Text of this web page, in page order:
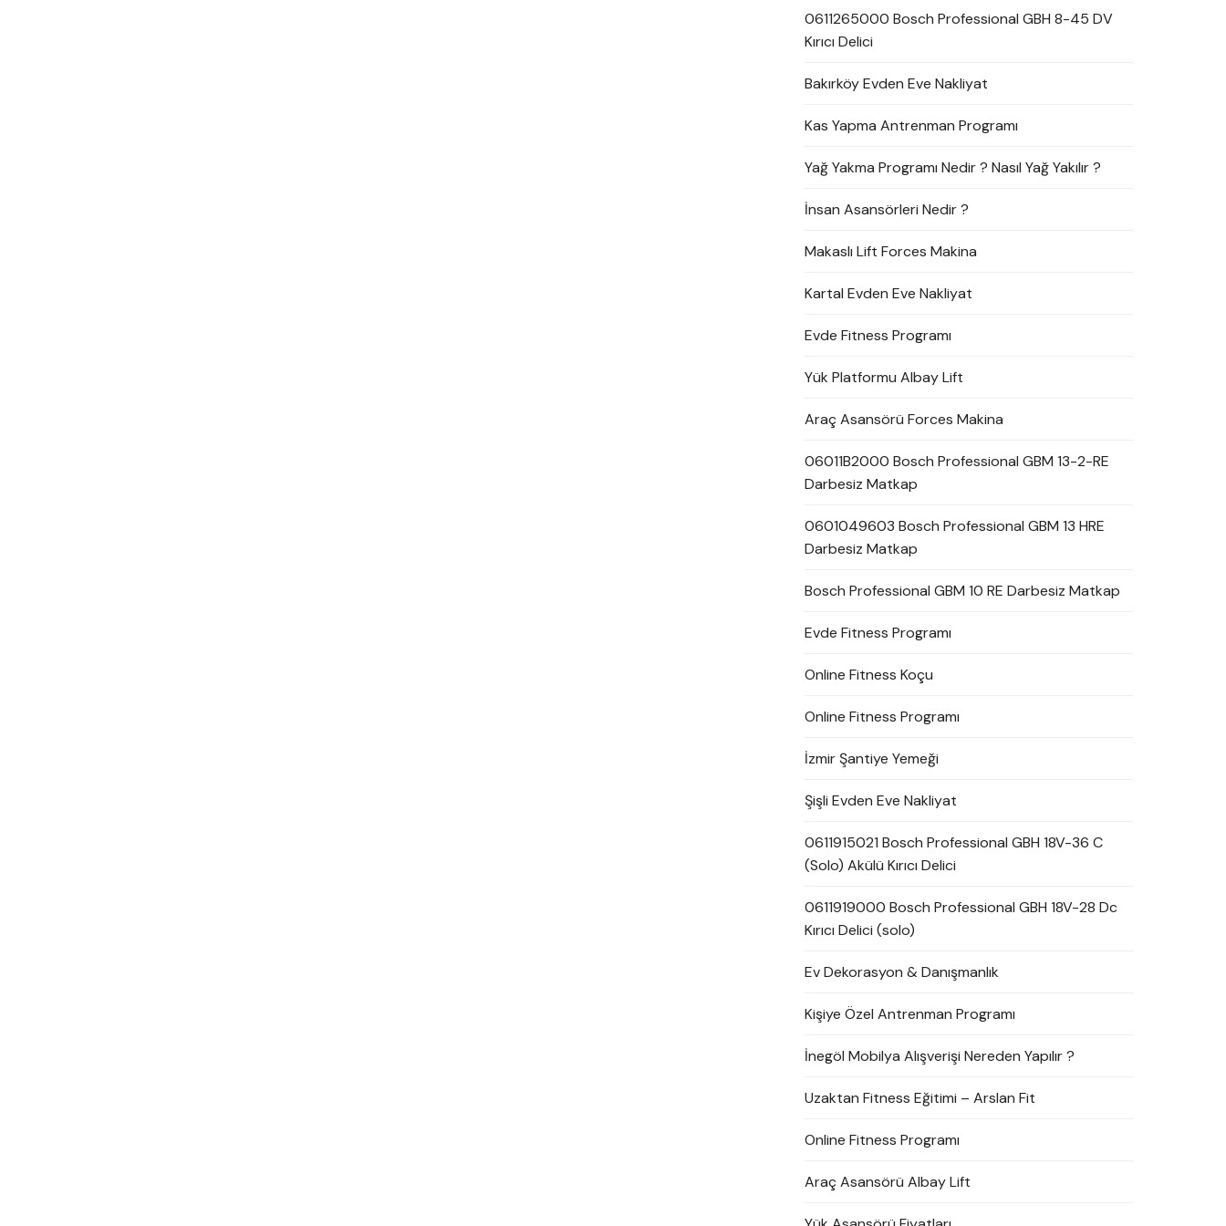
0611265000 Bosch Professional GBH 8-45 DV
Kırıcı Delici
Bakırköy Evden Eve Nakliyat
Kas Yapma Antrenman Programı
Yağ Yakma Programı Nedir ? Nasıl Yağ Yakılır ?
İnsan Asansörleri Nedir ?
Makaslı Lift Forces Makina
Kartal Evden Eve Nakliyat
Evde Fitness Programı
Yük Platformu Albay Lift
Araç Asansörü Forces Makina
06011B2000 Bosch Professional GBM 13-2-RE
Darbesiz Matkap
0601049603 Bosch Professional GBM 13 HRE
Darbesiz Matkap
Bosch Professional GBM 10 RE Darbesiz Matkap
Evde Fitness Programı
Online Fitness Koçu
Online Fitness Programı
İzmir Şantiye Yemeği
Şişli Evden Eve Nakliyat
0611915021 Bosch Professional GBH 18V-36 C
(Solo) Akülü Kırıcı Delici
0611919000 Bosch Professional GBH 18V-28 Dc
Kırıcı Delici (solo)
Ev Dekorasyon & Danışmanlık
Kişiye Özel Antrenman Programı
İnegöl Mobilya Alışverişi Nereden Yapılır ?
Uzaktan Fitness Eğitimi – Arslan Fit
Online Fitness Programı
Araç Asansörü Albay Lift